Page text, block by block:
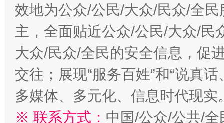
效地为公众/公民/大众/民众/全
主，全面贴近公众/公民/大众/民
大众/民众/全民的安全信息，促
交往；展现“服务百姓”和“说真
多媒体、多元化、信息时代现实
※ 联系方式： 中国/公众/公共/